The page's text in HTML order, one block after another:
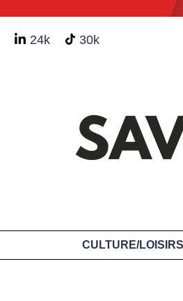
24k 30k
CULTURE/LOISIRS